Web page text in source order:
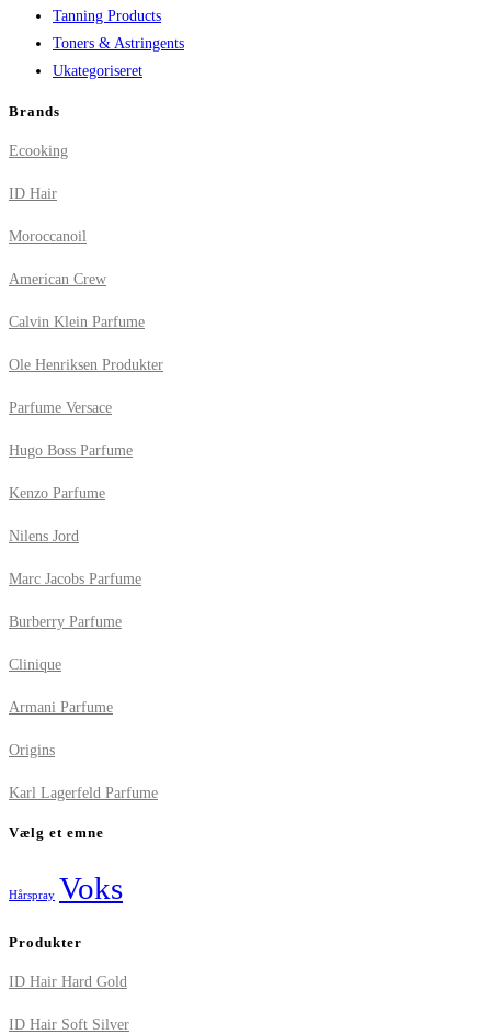
Tanning Products
Toners & Astringents
Ukategoriseret
Brands
Ecooking
ID Hair
Moroccanoil
American Crew
Calvin Klein Parfume
Ole Henriksen Produkter
Parfume Versace
Hugo Boss Parfume
Kenzo Parfume
Nilens Jord
Marc Jacobs Parfume
Burberry Parfume
Clinique
Armani Parfume
Origins
Karl Lagerfeld Parfume
Vælg et emne
Hårspray Voks
Produkter
ID Hair Hard Gold
ID Hair Soft Silver